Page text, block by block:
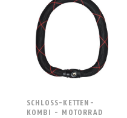
SCHLOSS-KETTEN-
KOMBI - MOTORRAD